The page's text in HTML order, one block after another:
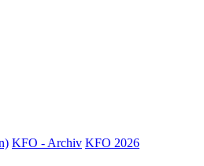
KFO - Archiv KFO 2026